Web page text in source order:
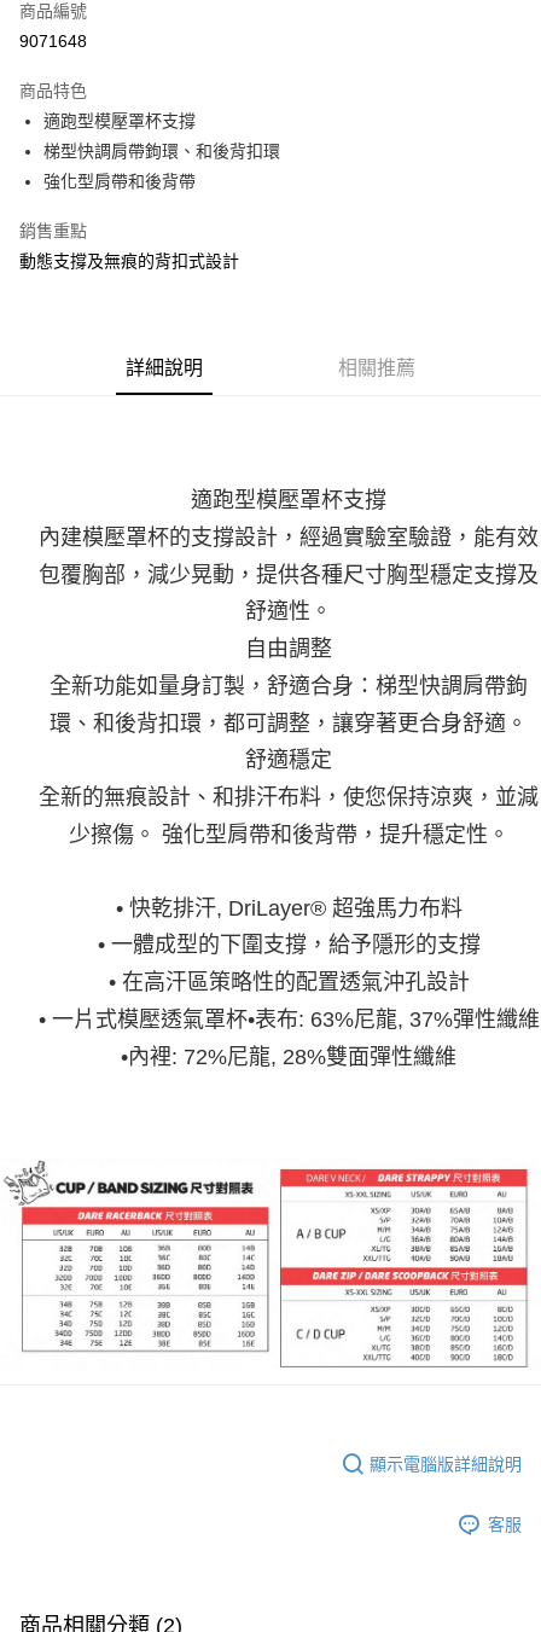
ATM付款
運送方式
宅配
每筆NT$100，滿NT$3,500(含以上)免運費
商品編號
9071648
商品特色
適跑型模壓罩杯支撐
梯型快調肩帶鉤環、和後背扣環
強化型肩帶和後背帶
銷售重點
動態支撐及無痕的背扣式設計
詳細說明 相關推薦
適跑型模壓罩杯支撐
內建模壓罩杯的支撐設計，經過實驗室驗證，能有效
包覆胸部，減少晃動，提供各種尺寸胸型穩定支撐及
舒適性。
自由調整
全新功能如量身訂製，舒適合身：梯型快調肩帶鉤
環、和後背扣環，都可調整，讓穿著更合身舒適。
舒適穩定
全新的無痕設計、和排汗布料，使您保持涼爽，並減
少擦傷。 強化型肩帶和後背帶，提升穩定性。
• 快乾排汗, DriLayer® 超強馬力布料
• 一體成型的下圍支撐，給予隱形的支撐
• 在高汗區策略性的配置透氣沖孔設計
• 一片式模壓透氣罩杯•表布: 63%尼龍, 37%彈性纖維
•內裡: 72%尼龍, 28%雙面彈性纖維
顯示電腦版詳細說明
客服
商品相關分類 (2)